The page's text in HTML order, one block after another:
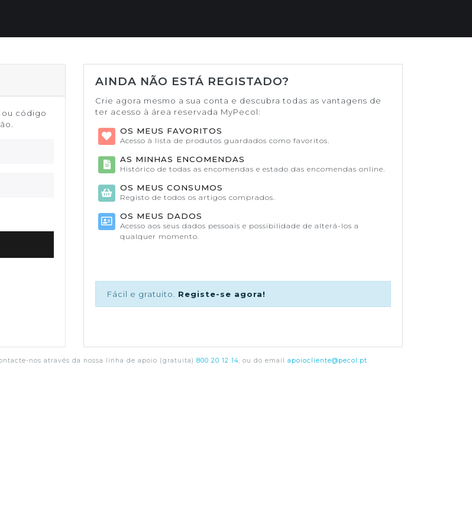
código
AINDA NÃO ESTÁ REGISTADO?
Crie agora mesmo a sua conta e descubra todas as vantagens de
ter acesso à área reservada MyPecol:
OS MEUS FAVORITOS
Acesso à lista de produtos guardados como favoritos.
AS MINHAS ENCOMENDAS
Histórico de todas as encomendas e estado das encomendas online.
OS MEUS CONSUMOS
Registo de todos os artigos comprados.
OS MEUS DADOS
Acesso aos seus dados pessoais e possibilidade de alterá-los a
qualquer momento.
Fácil e gratuito. Registe-se agora!
nos através da nossa linha de apoio (gratuita) 800 20 12 14, ou do email apoiocliente@pecol.pt.